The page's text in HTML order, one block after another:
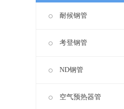
耐候钢管
考登钢管
ND钢管
空气预热器管